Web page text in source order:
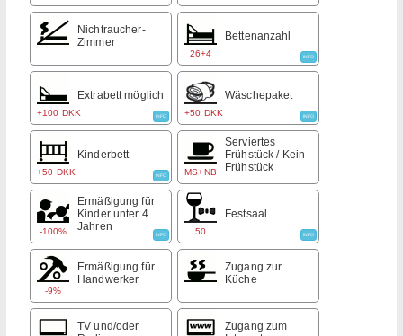
Nichtraucher-
Zimmer
26+4
Bettenanzahl
INFO
+100 DKK
Extrabett möglich
INFO +50 DKK
Wäschepaket
INFO
+50 DKK
Kinderbett
INFO MS+NB
Serviertes
Frühstück / Kein
Frühstück
-100%
Ermäßigung für
Kinder unter 4
Jahren
INFO 50
Festsaal
INFO
-9%
Ermäßigung für
Handwerker
Zugang zur
Küche
TV und/oder
Zugang zum